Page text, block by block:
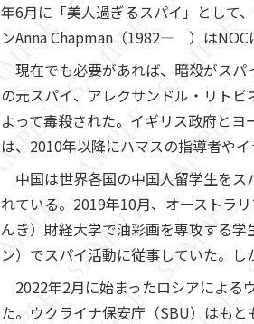
年6月に「美人過ぎるスパイ」として
ンAnna Chapman（1982― ）はNOC
現在でも必要があれば、暗殺がスパ
の元スパイ、アレクサンドル・リト
よって毒殺された。イギリス政府と
は、2010年以降にハマスの指導者や
中国は世界各国の中国人留学生をス
れている。2019年10月、オーストラ
んき）財経大学で油彩画を専攻する
ン）でスパイ活動に従事していた。し
2022年2月に始まったロシアによる
た。ウクライナ保安庁（SBU）はも